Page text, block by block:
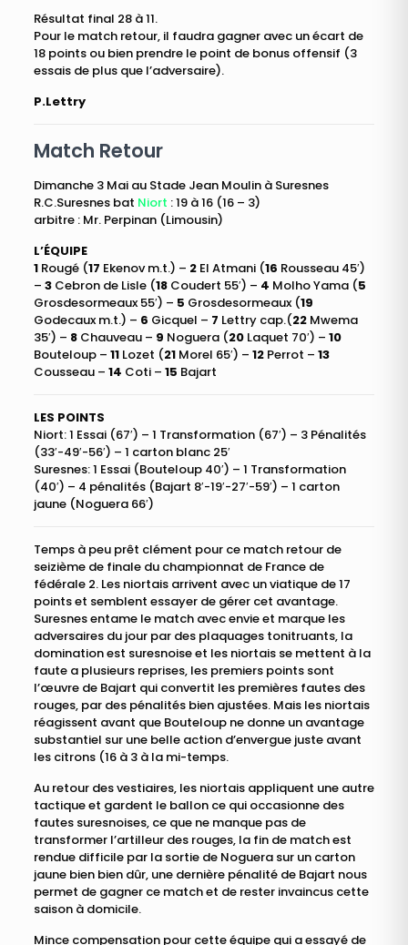
Résultat final 28 à 11.
Pour le match retour, il faudra gagner avec un écart de
18 points ou bien prendre le point de bonus offensif (3
essais de plus que l’adversaire).
P.Lettry
Match Retour
Dimanche 3 Mai au Stade Jean Moulin à Suresnes
R.C.Suresnes bat Niort : 19 à 16 (16 – 3)
arbitre : Mr. Perpinan (Limousin)
L’ÉQUIPE
1Rougé (17 Ekenov m.t.) – 2El Atmani (16 Rousseau 45′)
– 3Cebron de Lisle (18Coudert 55′) – 4 Molho Yama (5
Grosdesormeaux 55′) – 5 Grosdesormeaux (19
Godecaux m.t.) – 6 Gicquel – 7 Lettry cap.(22Mwema
35′) – 8Chauveau – 9 Noguera (20Laquet 70′) – 10
Bouteloup – 11Lozet (21Morel 65′) – 12Perrot – 13
Cousseau – 14 Coti – 15 Bajart
LES POINTS
Niort: 1 Essai (67′) – 1 Transformation (67′) – 3 Pénalités
(33′-49′-56′) – 1 carton blanc 25′
Suresnes: 1 Essai (Bouteloup 40′) – 1 Transformation
(40′) – 4 pénalités (Bajart 8′-19′-27′-59′) – 1 carton
jaune (Noguera 66′)
Temps à peu prêt clément pour ce match retour de
seizième de finale du championnat de France de
fédérale 2. Les niortais arrivent avec un viatique de 17
points et semblent essayer de gérer cet avantage.
Suresnes entame le match avec envie et marque les
adversaires du jour par des plaquages tonitruants, la
domination est suresnoise et les niortais se mettent à la
faute a plusieurs reprises, les premiers points sont
l’œuvre de Bajart qui convertit les premières fautes des
rouges, par des pénalités bien ajustées. Mais les niortais
réagissent avant que Bouteloup ne donne un avantage
substantiel sur une belle action d’envergue juste avant
les citrons (16 à 3 à la mi-temps.
Au retour des vestiaires, les niortais appliquent une autre
tactique et gardent le ballon ce qui occasionne des
fautes suresnoises, ce que ne manque pas de
transformer l’artilleur des rouges, la fin de match est
rendue difficile par la sortie de Noguera sur un carton
jaune bien bien dûr, une dernière pénalité de Bajart nous
permet de gagner ce match et de rester invaincus cette
saison à domicile.
Mince compensation pour cette équipe qui a essayé de